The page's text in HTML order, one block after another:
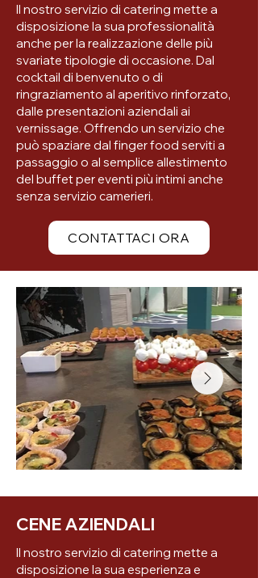
Il nostro servizio di catering mette a
disposizione la sua professionalità
anche per la realizzazione delle più
svariate tipologie di occasione. Dal
cocktail di benvenuto o di
ringraziamento al aperitivo rinforzato,
dalle presentazioni aziendali ai
vernissage. Offrendo un servizio che
può spaziare dal finger food serviti a
passaggio o al semplice allestimento
del buffet per eventi più intimi anche
senza servizio camerieri.
CONTATTACI ORA
CENE AZIENDALI
Il nostro servizio di catering mette a
disposizione la sua esperienza e